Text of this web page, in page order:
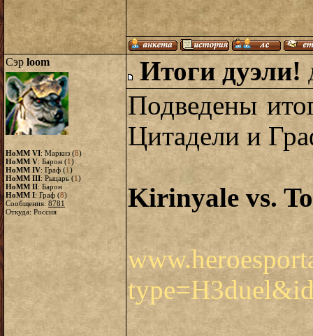
Сэр loom
HoMM VI: Маркиз (8)
HoMM V: Барон (1)
HoMM IV: Граф (1)
HoMM III: Рыцарь (1)
HoMM II: Барон
HoMM I: Граф (8)
Сообщения: 8781
Откуда: Россия
Итоги дуэли!
Подведены
Цитадели и
Kirinyale vs.